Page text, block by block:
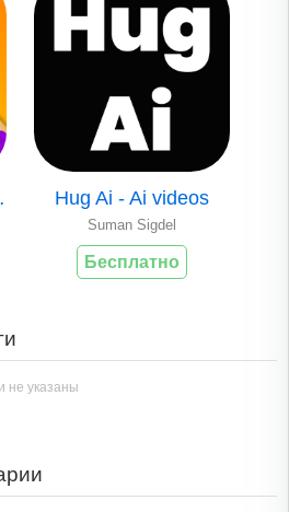
Hug Ai - Ai videos
Suman Sigdel
Бесплатно
не указаны